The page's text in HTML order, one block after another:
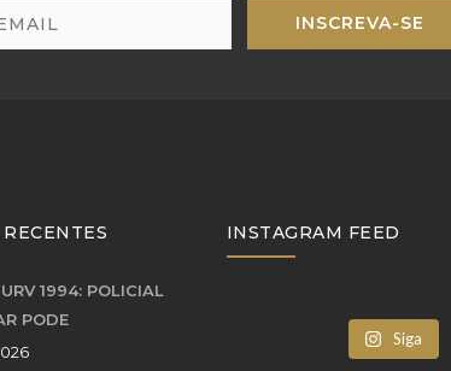
INSCREVA-SE
1994: POLICIAL
PODE
INSTAGRAM FEED
Siga